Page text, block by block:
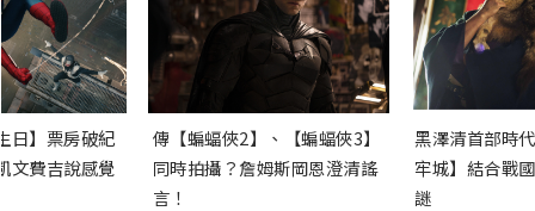
日】票房破紀
文費吉說感覺
傳【蝙蝠俠2】、【蝙蝠俠3】
同時拍攝？詹姆斯岡恩澄清謠
言！
黑澤清首部時
牢城】結合戰
謎